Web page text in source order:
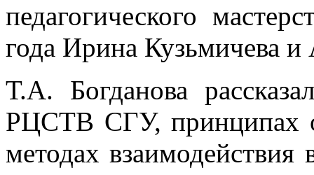
педагогического
года Ирина Кузьмичева
Т.А. Богданова
РЦСТВ СГУ, принципах
методах взаимодействия